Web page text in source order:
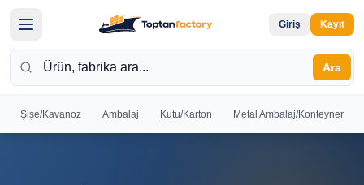
Giriş Kayıt
Ara
Şişe/Kavanoz Ambalaj Kutu/Karton Metal Ambalaj/Konteyner